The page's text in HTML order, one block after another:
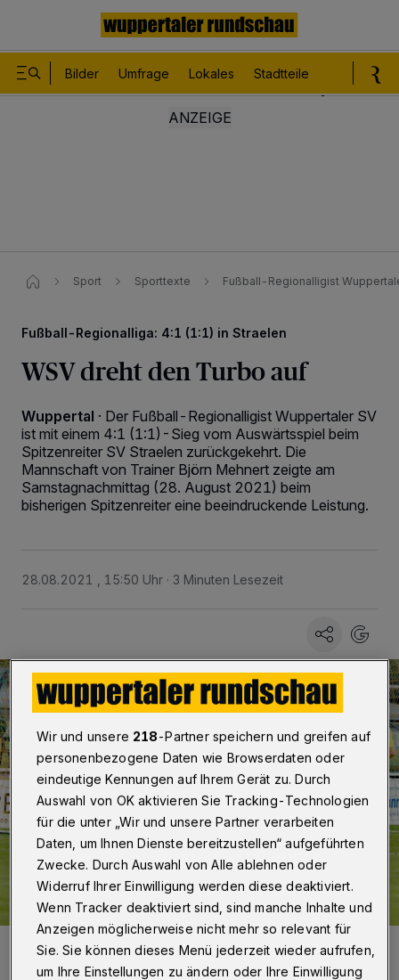
Bilder Umfrage Lokales Stadtteile
Sport Sporttexte Fußball-Regionalligist
Fußball-Regionalliga: 4:1 (1:1) in Straelen
WSV dreht den Turbo auf
Wuppertal · Der Fußball-Regionalligist Wuppertaler SV
ist mit einem 4:1 (1:1)-Sieg vom Auswärtsspiel beim
Spitzenreiter SV Straelen zurückgekehrt. Die
Mannschaft von Trainer Björn Mehnert zeigte am
Samstagnachmittag (28. August 2021) beim
bisherigen Spitzenreiter eine beeindruckende Leistung.
28.08.2021 , 15:50 Uhr 3 Minuten Lesezeit
Kevin Hagemann dreht nach dem Ausgleich zum 1:1 jubelnd ab.
Wir und unsere 218-Partner speichern und greifen auf
personenbezogene Daten wie Browserdaten oder
eindeutige Kennungen auf Ihrem Gerät zu. Durch
Auswahl von OK aktivieren Sie Tracking-Technologien
für die unter „Wir und unsere Partner verarbeiten
Daten, um Ihnen Dienste bereitzustellen“ aufgeführten
Zwecke. Durch Auswahl von Alle ablehnen oder
Widerruf Ihrer Einwilligung werden diese deaktiviert.
Wenn Tracker deaktiviert sind, sind manche Inhalte und
Anzeigen möglicherweise nicht mehr so relevant für
Sie. Sie können dieses Menü jederzeit wieder aufrufen,
um Ihre Einstellungen zu ändern oder Ihre Einwilligung